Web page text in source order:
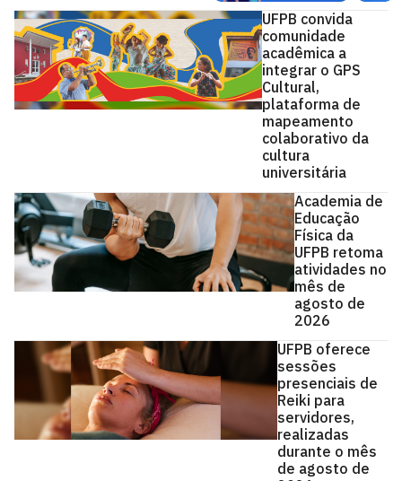
UFPB convida
comunidade
acadêmica a
integrar o GPS
Cultural,
plataforma de
mapeamento
colaborativo da
cultura
universitária
Academia de
Educação
Física da
UFPB retoma
atividades no
mês de
agosto de
2026
UFPB oferece
sessões
presenciais de
Reiki para
servidores,
realizadas
durante o mês
de agosto de